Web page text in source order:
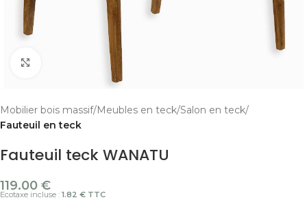
Cliquer pour agrandir
Mobilier bois massif Meubles en teck Salon en teck
Fauteuil en teck
Fauteuil teck WANATU
119.00 €
Ecotaxe incluse : 1.82 € TTC